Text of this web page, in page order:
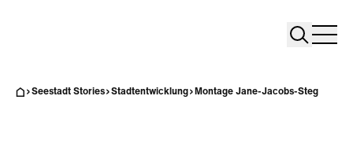
Search
Seestadt Stories Stadtentwicklung Montage Jane-Jacobs-Steg